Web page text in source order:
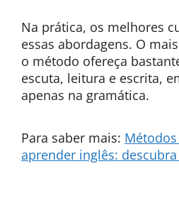
Na prática, os melhores
essas abordagens. O
o método ofereça
escuta, leitura e escrita,
apenas na gramática.
Para saber mais:
aprender inglês: